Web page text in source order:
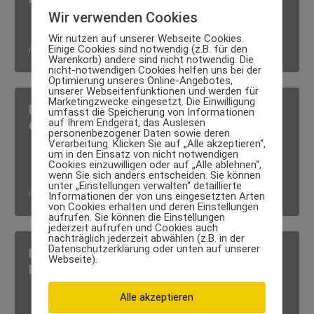
Luxus Body · 12. März 2026
Die wichtigsten Blutwerte für die eigene
Gesundheit – kennen und verstehen
Luxus Body · 19. Dezember 2023
Nuviton ausprobiert: Lohnt sich das
Präparat aus dem Regenwald?
Wir verwenden Cookies
Wir nutzen auf unserer Webseite Cookies.
Einige Cookies sind notwendig (z.B. für den
Warenkorb) andere sind nicht notwendig. Die
nicht-notwendigen Cookies helfen uns bei der
Optimierung unseres Online-Angebotes,
unserer Webseitenfunktionen und werden für
Marketingzwecke eingesetzt. Die Einwilligung
umfasst die Speicherung von Informationen
auf Ihrem Endgerät, das Auslesen
personenbezogener Daten sowie deren
Verarbeitung. Klicken Sie auf „Alle akzeptieren“,
um in den Einsatz von nicht notwendigen
Cookies einzuwilligen oder auf „Alle ablehnen“,
wenn Sie sich anders entscheiden. Sie können
unter „Einstellungen verwalten“ detaillierte
Informationen der von uns eingesetzten Arten
von Cookies erhalten und deren Einstellungen
aufrufen. Sie können die Einstellungen
jederzeit aufrufen und Cookies auch
nachträglich jederzeit abwählen (z.B. in der
Datenschutzerklärung oder unten auf unserer
Webseite).
Alle akzeptieren